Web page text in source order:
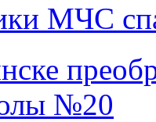
МЧС
№20